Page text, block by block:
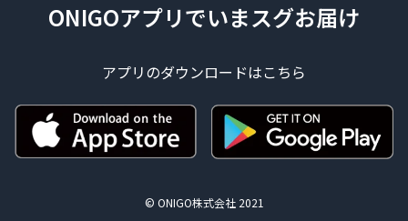
ONIGOアプリでいまスグお届け
アプリのダウンロードはこちら
© ONIGO株式会社 2021